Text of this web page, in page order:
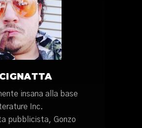
insana alla base
Inc.
pubblicista, Gonzo